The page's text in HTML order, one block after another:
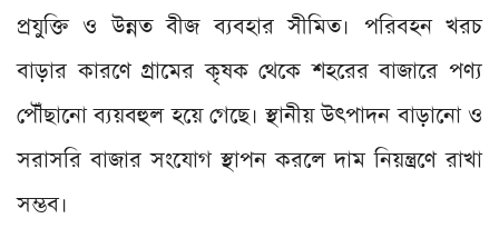
প্রযুক্তি ও উন্নত বীজ ব্যবহার সীমিত। পরিবহন খরচ
বাড়ার কারণে গ্রামের কৃষক থেকে শহরের বাজারে পণ্য
পৌঁছানো ব্যয়বহুল হয়ে গেছে। স্থানীয় উৎপাদন বাড়ানো ও
সরাসরি বাজার সংযোগ স্থাপন করলে দাম নিয়ন্ত্রণে রাখা
সম্ভব।